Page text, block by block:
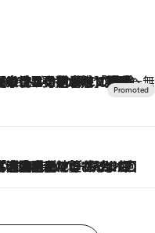
星野リゾート】唯一無二。癒しと発見が待つ場所へ
の足水浴】ヒノキの香りに包まれて涼感マックス！約13℃の湧水かけ流しを避暑地「星野温泉 トンボの湯」で体験
稲の勝手に再ブーム
て」観客大盛上がりの“タオル回し”に、ラッパー顔負けの高速歌唱まで…さだまさし（74）のアグレッシブすぎる現在地